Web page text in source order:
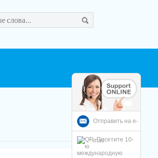
Отправить на e-
mail